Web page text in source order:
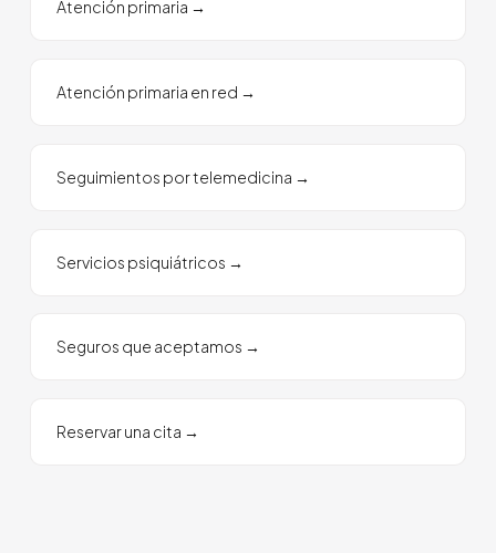
Atención primaria →
Atención primaria en red →
Seguimientos por telemedicina →
Servicios psiquiátricos →
Seguros que aceptamos →
Reservar una cita →